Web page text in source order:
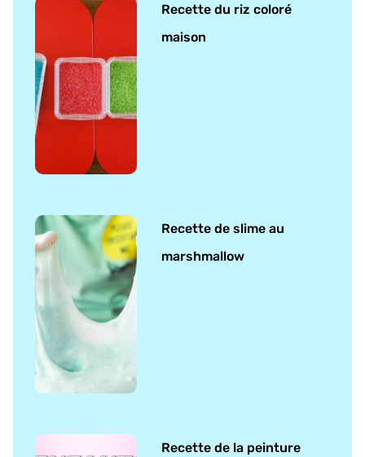
Recette du riz coloré
maison
Recette de slime au
marshmallow
Recette de la peinture